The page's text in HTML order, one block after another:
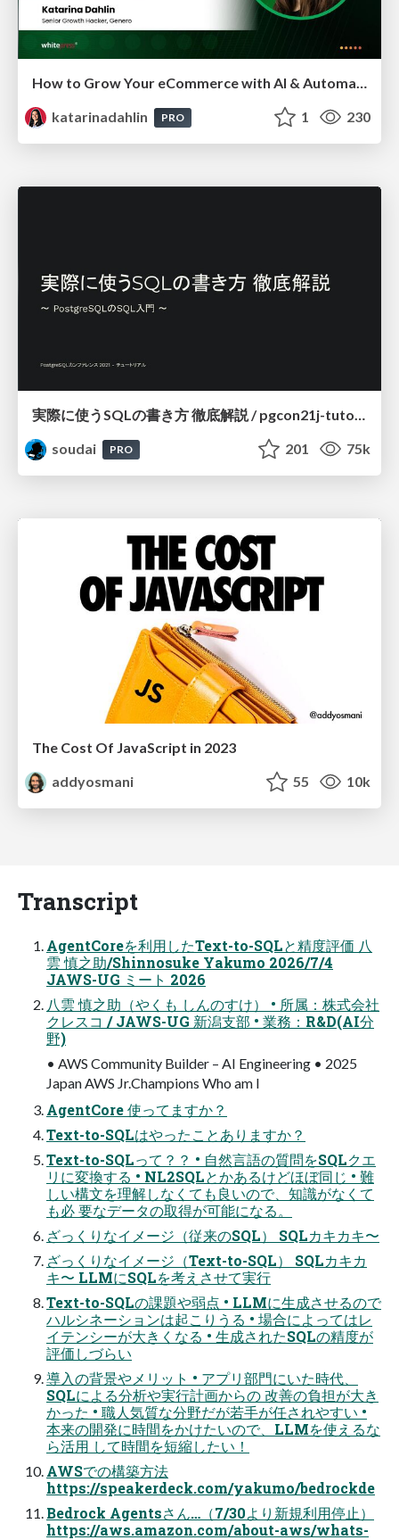
How to Grow Your eCommerce with AI & Automation
katarinadahlin
PRO 1 230
実際に使うSQLの書き方 徹底解説 / pgcon21j-tutorial
soudai
PRO 201 75k
The Cost Of JavaScript in 2023
addyosmani
55 10k
Transcript
AgentCoreを利用したText-to-SQLと精度評価 八
雲 慎之助/Shinnosuke Yakumo 2026/7/4
JAWS-UG ミート 2026
八雲 慎之助（やくも しんのすけ） • 所属：株式会社
クレスコ / JAWS-UG 新潟支部 • 業務：R&D(AI分
野)
• AWS Community Builder – AI Engineering • 2025
Japan AWS Jr.Champions Who am I
AgentCore 使ってますか？
Text-to-SQLはやったことありますか？
Text-to-SQLって？？ • 自然言語の質問をSQLクエ
リに変換する • NL2SQLとかあるけどほぼ同じ • 難
しい構文を理解しなくても良いので、知識がなくて
も必 要なデータの取得が可能になる。
ざっくりなイメージ（従来のSQL） SQLカキカキ〜
ざっくりなイメージ（Text-to-SQL） SQLカキカ
キ〜 LLMにSQLを考えさせて実行
Text-to-SQLの課題や弱点 • LLMに生成させるので
ハルシネーションは起こりうる • 場合によってはレ
イテンシーが大きくなる • 生成されたSQLの精度が
評価しづらい
導入の背景やメリット • アプリ部門にいた時代、
SQLによる分析や実行計画からの 改善の負担が大き
かった • 職人気質な分野だが若手が任されやすい •
本来の開発に時間をかけたいので、LLMを使えるな
ら活用 して時間を短縮したい！
AWSでの構築方法
https://speakerdeck.com/yakumo/bedrockde
Bedrock Agentsさん…（7/30より新規利用停止）
https://aws.amazon.com/about-aws/whats-